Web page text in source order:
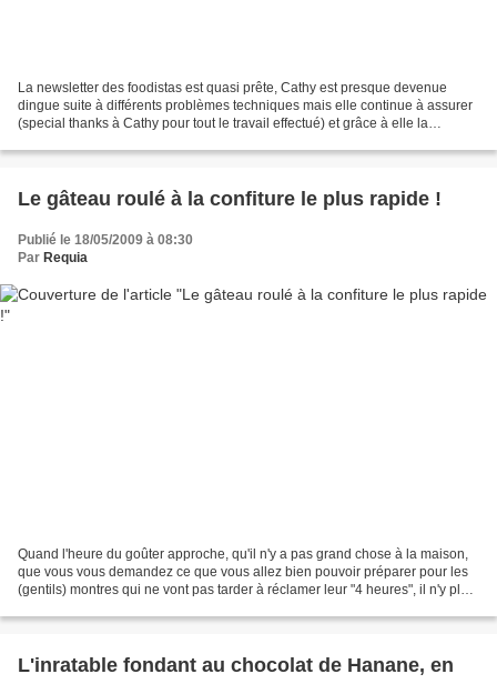
La newsletter des foodistas est quasi prête, Cathy est presque devenue
dingue suite à différents problèmes techniques mais elle continue à assurer
(special thanks à Cathy pour tout le travail effectué) et grâce à elle la
Le gâteau roulé à la confiture le plus rapide !
Publié le 18/05/2009 à 08:30
Par Requia
Quand l'heure du goûter approche, qu'il n'y a pas grand chose à la maison,
que vous vous demandez ce que vous allez bien pouvoir préparer pour les
(gentils) montres qui ne vont pas tarder à réclamer leur "4 heures", il n'y plus
L'inratable fondant au chocolat de Hanane, en